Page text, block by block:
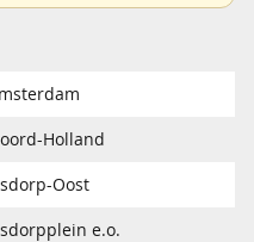
Holland
Oost
e.o.